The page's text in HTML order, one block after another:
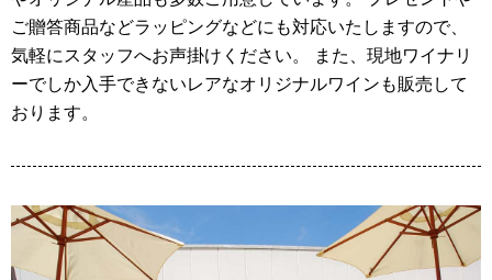
ご贈答商品などラッピングなどにも対応いたしますので、
気軽にスタッフへお声掛けください。 また、現地ワイナリ
ーでしか入手できないレアなオリジナルワインも販売して
おります。